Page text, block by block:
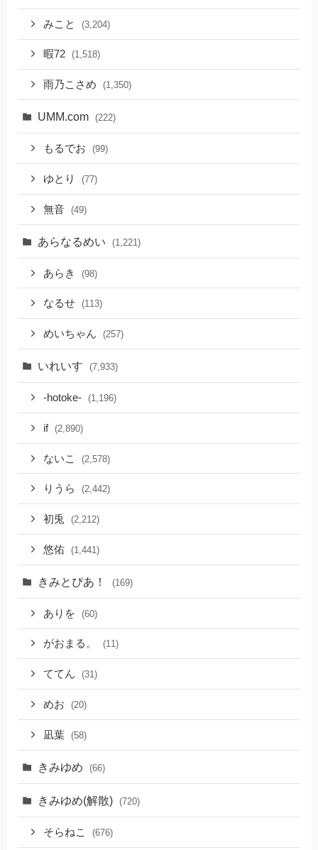
みこと (3,204)
暇72 (1,518)
雨乃こさめ (1,350)
UMM.com (222)
もるでお (99)
ゆとり (77)
無音 (49)
あらなるめい (1,221)
あらき (98)
なるせ (113)
めいちゃん (257)
いれいす (7,933)
-hotoke- (1,196)
if (2,890)
ないこ (2,578)
りうら (2,442)
初兎 (2,212)
悠佑 (1,441)
きみとぴあ！ (169)
ありを (60)
がおまる。 (11)
ててん (31)
めお (20)
凪葉 (58)
きみゆめ (66)
きみゆめ(解散) (720)
そらねこ (676)